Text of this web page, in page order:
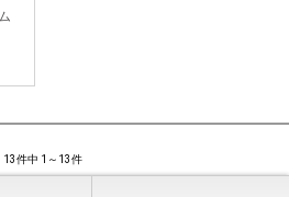
13件中 1～13件